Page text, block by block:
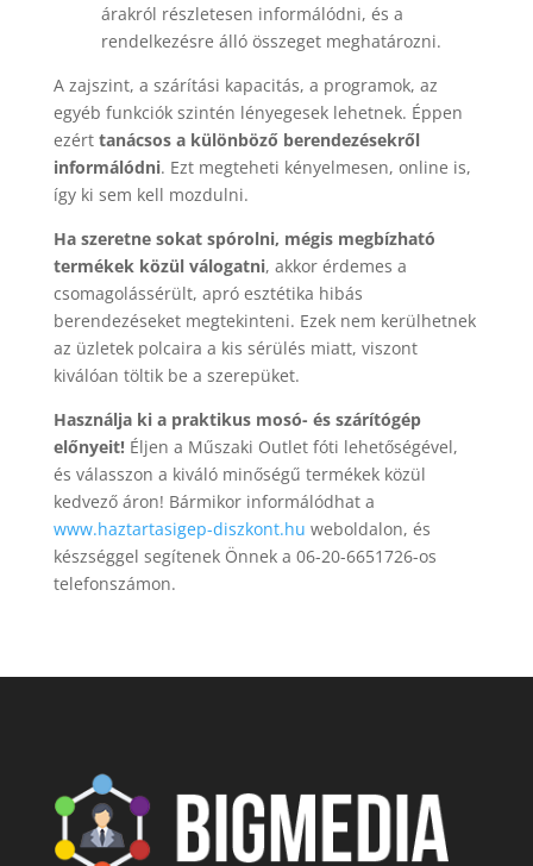
árakról részletesen informálódni, és a
rendelkezésre álló összeget meghatározni.
A zajszint, a szárítási kapacitás, a programok, az
egyéb funkciók szintén lényegesek lehetnek. Éppen
ezérttanácsos a különböző berendezésekről
informálódni. Ezt megteheti kényelmesen, online is,
így ki sem kell mozdulni.
Ha szeretne sokat spórolni, mégis megbízható
termékek közül válogatni, akkor érdemes a
csomagolássérült, apró esztétika hibás
berendezéseket megtekinteni. Ezek nem kerülhetnek
az üzletek polcaira a kis sérülés miatt, viszont
kiválóan töltik be a szerepüket.
Használja ki a praktikus mosó- és szárítógép
előnyeit!Éljen a Műszaki Outlet fóti lehetőségével,
és válasszon a kiváló minőségű termékek közül
kedvező áron! Bármikor informálódhat a
www.haztartasigep-diszkont.hu weboldalon, és
készséggel segítenek Önnek a 06-20-6651726-os
telefonszámon.